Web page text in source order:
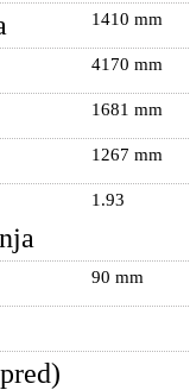
1410 mm
4170 mm
1681 mm
1267 mm
1.93
90 mm